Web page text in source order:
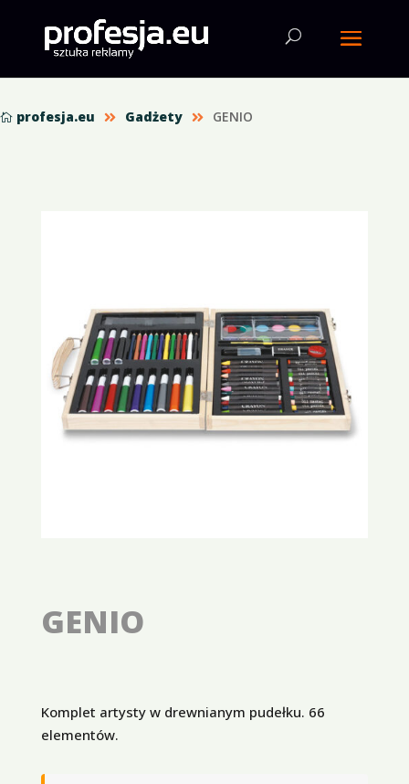
 profesja.eu  Gadżety  GENIO
GENIO
Komplet artysty w drewnianym pudełku. 66
elementów.